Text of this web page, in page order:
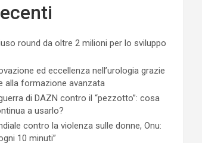
round da oltre 2 milioni per lo sviluppo
ed eccellenza nell’urologia grazie
alla formazione avanzata
di DAZN contro il “pezzotto”: cosa
a usarlo?
contro la violenza sulle donne, Onu:
10 minuti”